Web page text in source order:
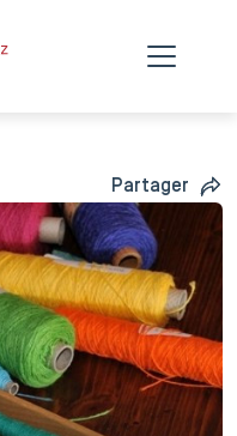
Partager